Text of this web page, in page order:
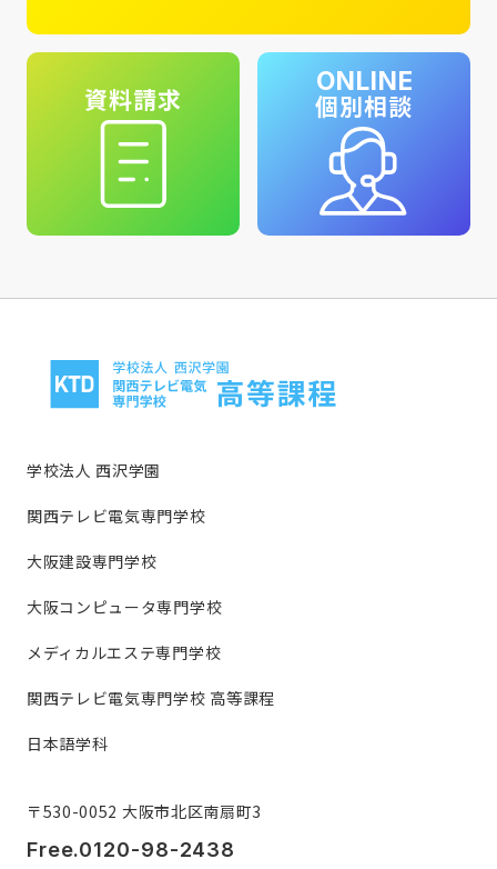
資料請求
ONLINE
個別相談
学校法人 西沢学園
関西テレビ電気専門学校
大阪建設専門学校
大阪コンピュータ専門学校
メディカルエステ専門学校
関西テレビ電気専門学校 高等課程
日本語学科
〒530-0052 大阪市北区南扇町3
Free.0120-98-2438